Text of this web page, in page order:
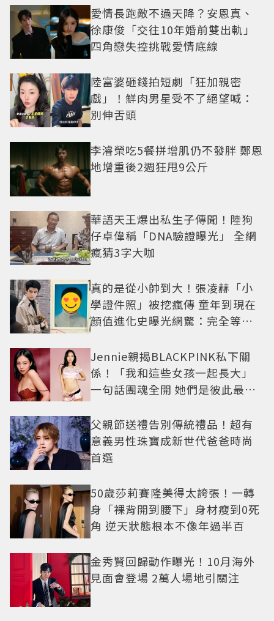
愛情長跑敵不過天降？安恩真、
徐康俊「交往10年婚前雙出軌」
四角戀失控挑戰愛情底線
陸富婆砸錢拍短劇「狂加親密
戲」！鮮肉男星受不了絕望喊：
別伸舌頭
李濬榮吃5餐拼增肌仍不發胖 鄭恩
地增重後2週狂甩9公斤
華語天王爆出私生子傳聞！陸狗
仔卓偉稱「DNA驗證曝光」 全網
瘋猜3字大咖
真的是從小帥到大！張凌赫「小
學證件照」被挖瘋傳 童年到現在
顏值進化史曝光網驚：完全等比
Jennie親揭BLACKPINK私下關
係！「我和這些女孩一起長大」
一句話團魂全開 她們是彼此最強
父親節送禮告別傳統禮品！超有
意義男性珠寶成新世代爸爸時尚
首選
50歲莎莉賽隆美得太誇張！一轉
身「裸背開到腰下」身材瘦到0死
角 逆天狀態根本不像年過半百
金秀賢回歸動作曝光！10月海外
見面會登場 2萬人場地引關注